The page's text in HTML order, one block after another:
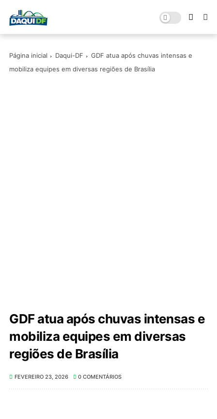
Página inicial Daqui-DF
GDF atua após chuvas intensas e
mobiliza equipes em diversas regiões de Brasília
GDF atua após chuvas intensas e
mobiliza equipes em diversas
regiões de Brasília
FEVEREIRO 23, 2026 0 COMENTÁRIOS